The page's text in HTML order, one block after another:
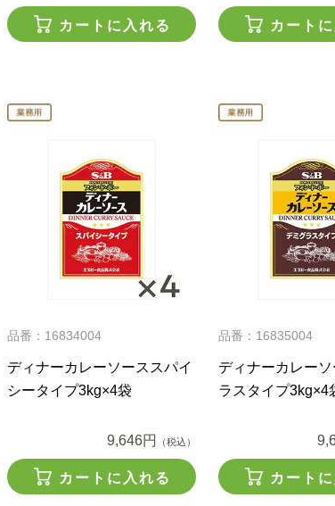
カートに入れる カート
品番：16834004
ディナーカレーソーススパイ
シータイプ3kg×4袋
9,646円 （税込）
カートに入れる
品番：16835004
ディナーカレー
ラスタイプ3kg×4
カート